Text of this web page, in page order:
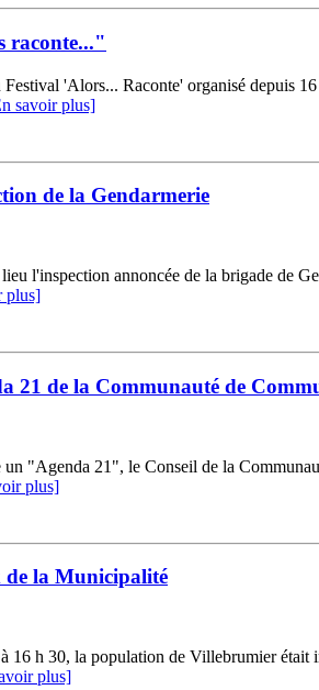
raconte..."
'Alors... Raconte' organisé depuis
savoir plus]
de la Gendarmerie
l'inspection annoncée de la brigade de
plus]
21 de la Communauté de
"Agenda 21", le Conseil de la
plus]
de la Municipalité
16 h 30, la population de Villebrumier était
plus]